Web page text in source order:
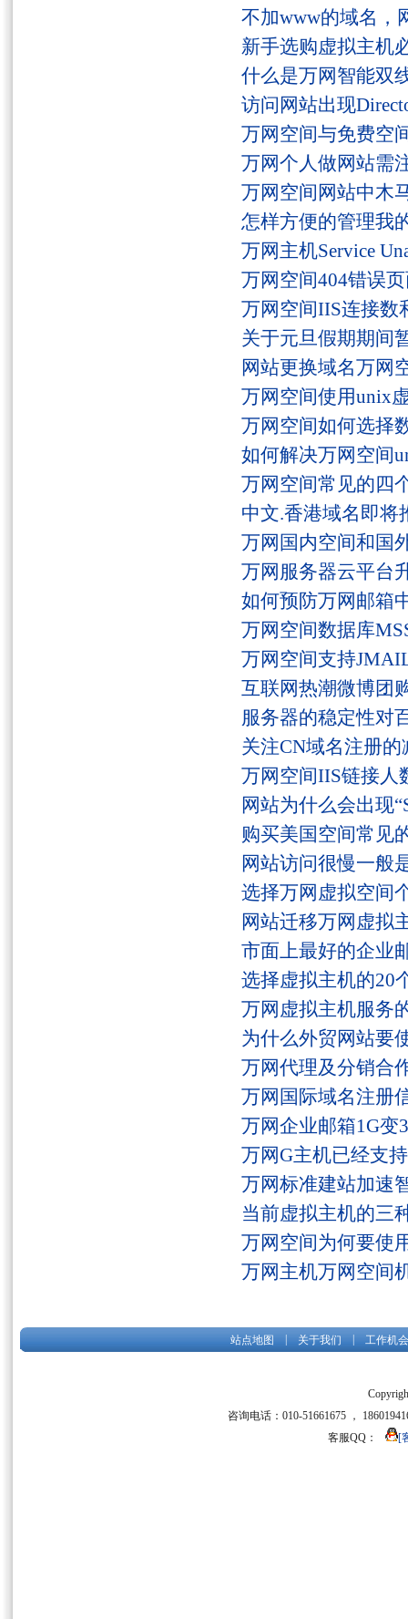
不加www的域名，
新手选购虚拟主机
什么是万网智能双
访问网站出现
万网空间与免费空
万网个人做网站需
万网空间网站中木
怎样方便的管理我
万网主机Service
万网空间404错误
万网空间IIS连接数
关于元旦假期期间
网站更换域名万网
万网空间使用unix
万网空间如何选择
如何解决万网空间
万网空间常见的四
中文.香港域名即将
万网国内空间和国
万网服务器云平台
如何预防万网邮箱
万网空间数据库
万网空间支持
互联网热潮微博团
服务器的稳定性对
关注CN域名注册
万网空间IIS链接人
网站为什么会出现
购买美国空间常见
网站访问很慢一般
选择万网虚拟空间
网站迁移万网虚拟
市面上最好的企业
选择虚拟主机的20
万网虚拟主机服务
为什么外贸网站要
万网代理及分销合
万网国际域名注册
万网企业邮箱1G变
万网G主机已经支
万网标准建站加速
当前虚拟主机的三
万网空间为何要使
万网主机万网空间
站点地图 关于我们 工作机会
咨询电话：010-51661675 ，
客服QQ：
[